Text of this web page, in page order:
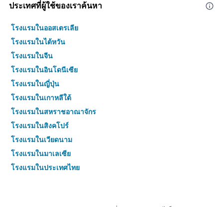
ประเทศที่ผู้ใช้ของเราค้นหา
โรงแรมในออสเตรเลีย
โรงแรมในไต้หวัน
โรงแรมในจีน
โรงแรมในอินโดนีเซีย
โรงแรมในญี่ปุ่น
โรงแรมในเกาหลีใต้
โรงแรมในสหราชอาณาจักร
โรงแรมในสิงคโปร์
โรงแรมในเวียดนาม
โรงแรมในมาเลเซีย
โรงแรมในประเทศไทย